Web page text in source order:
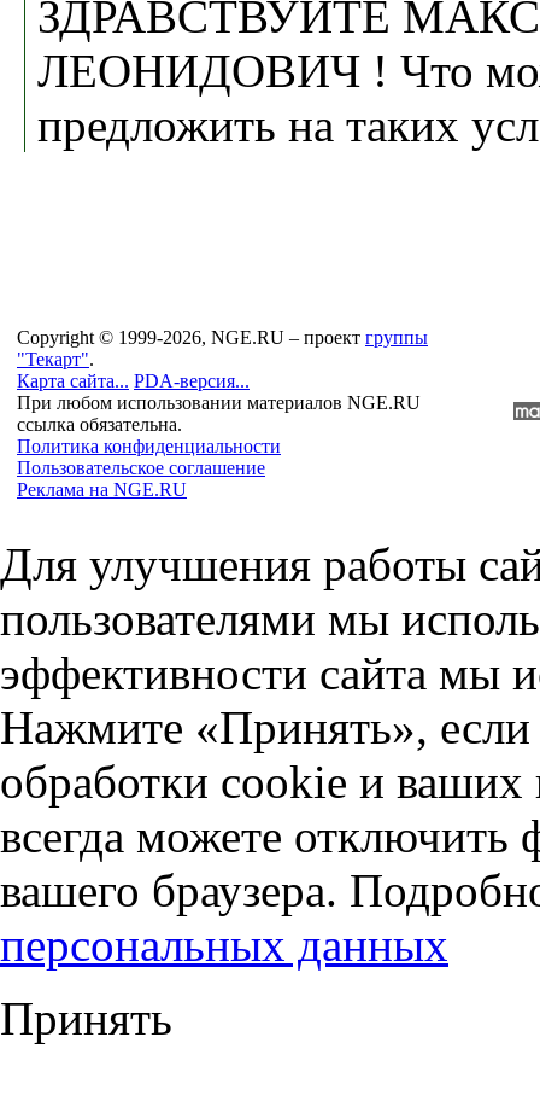
ЗДРАВСТВУЙТЕ
ЛЕОНИДОВИЧ ! Что
предложить на таких
Copyright © 1999-2026, NGE.RU – проект группы
"Текарт".
Карта сайта... PDA-версия...
При любом использовании материалов NGE.RU
ссылка обязательна.
Политика конфиденциальности
Пользовательское соглашение
Реклама на NGE.RU
Для улучшения работы
пользователями мы
эффективности сайта мы
Нажмите «Принять», если
обработки cookie и
всегда можете отключить
вашего браузера.
персональных данных
Принять